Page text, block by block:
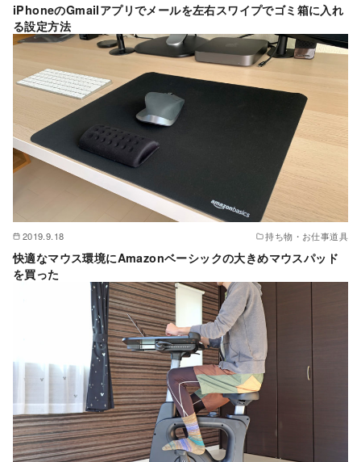
iPhoneのGmailアプリでメールを左右スワイプでゴミ箱に入れ
る設定方法
2019.9.18 持ち物・お仕事道具
快適なマウス環境にAmazonベーシックの大きめマウスパッド
を買った